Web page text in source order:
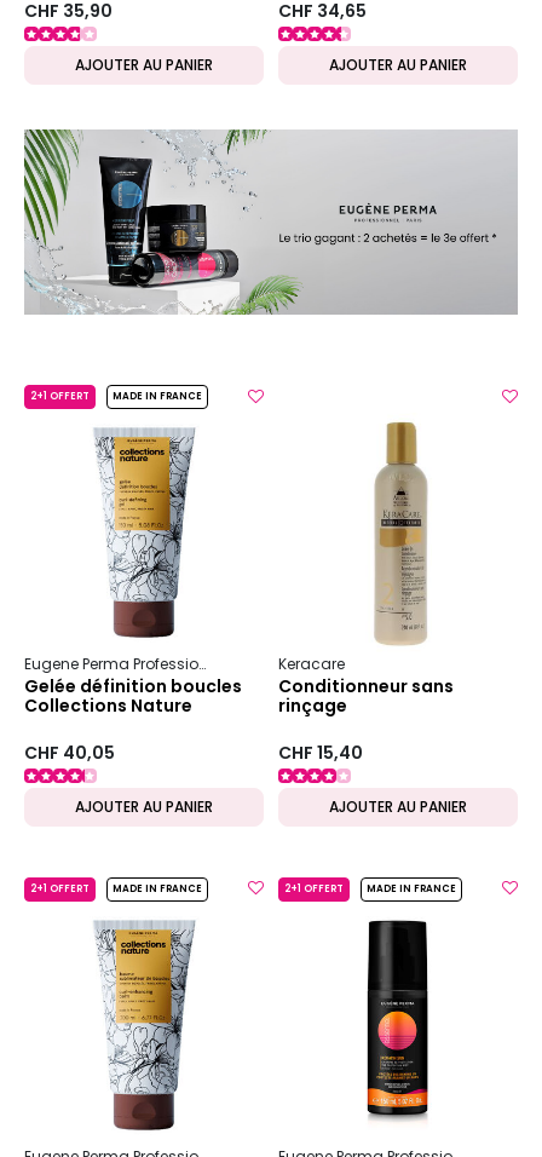
CHF 35,90
AJOUTER AU PANIER
CHF 34,65
AJOUTER AU PANIER
2+1 OFFERT MADE IN FRANCE
Eugene Perma Professionnel Collections Nature
Gelée définition boucles
Collections Nature
CHF 40,05
AJOUTER AU PANIER
Keracare
Conditionneur sans
rinçage
CHF 15,40
AJOUTER AU PANIER
2+1 OFFERT MADE IN FRANCE 2+1 OFFERT MADE IN FRANCE